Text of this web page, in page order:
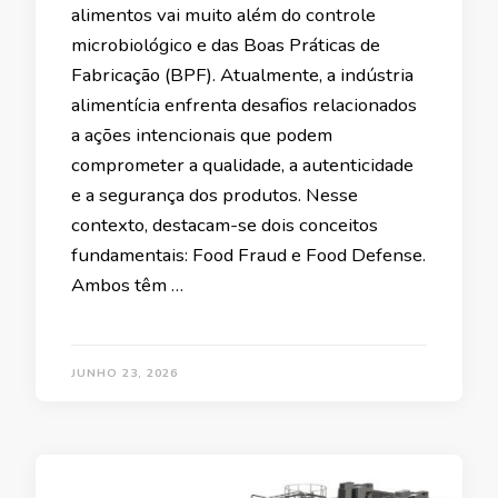
alimentos vai muito além do controle
microbiológico e das Boas Práticas de
Fabricação (BPF). Atualmente, a indústria
alimentícia enfrenta desafios relacionados
a ações intencionais que podem
comprometer a qualidade, a autenticidade
e a segurança dos produtos. Nesse
contexto, destacam-se dois conceitos
fundamentais: Food Fraud e Food Defense.
Ambos têm …
JUNHO 23, 2026